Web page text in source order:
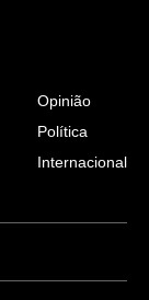
Opinião
Política
Internacional